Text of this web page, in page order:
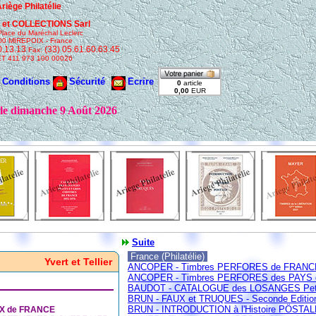
Suite
Yvert et Tellier
de FRANCE
France (Philatélie)
ANCOPER - Timbres PERFORES de
ANCOPER - Timbres PERFORES des
BAUDOT - CATALOGUE des LOSANGES
BRUN - FAUX et TRUQUES - Seconde
BRUN - INTRODUCTION à l'Histoire